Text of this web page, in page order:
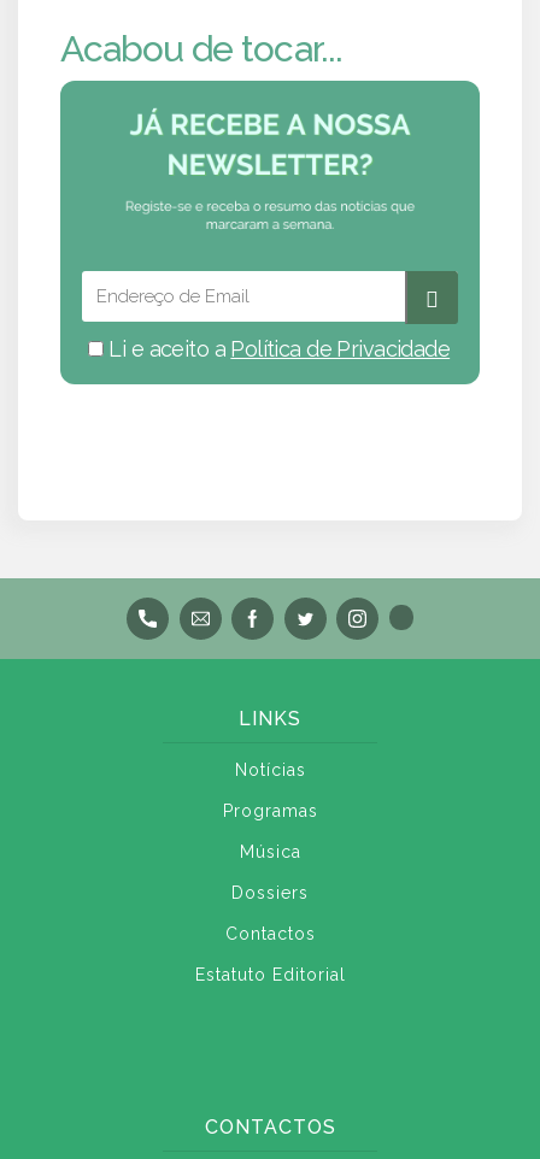
Acabou de tocar...
Li e aceito a Política de Privacidade
LINKS
Notícias
Programas
Música
Dossiers
Contactos
Estatuto Editorial
CONTACTOS